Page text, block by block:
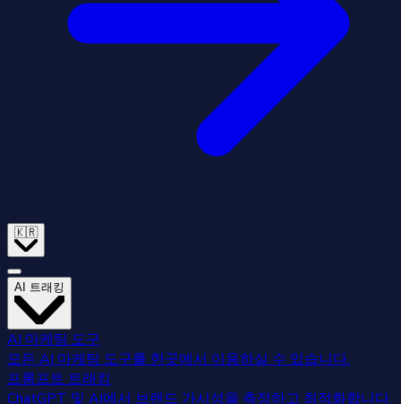
🇰🇷
AI 트래킹
AI 마케팅 도구
모든 AI 마케팅 도구를 한곳에서 이용하실 수 있습니다.
프롬프트 트래킹
ChatGPT 및 AI에서 브랜드 가시성을 측정하고 최적화합니다.